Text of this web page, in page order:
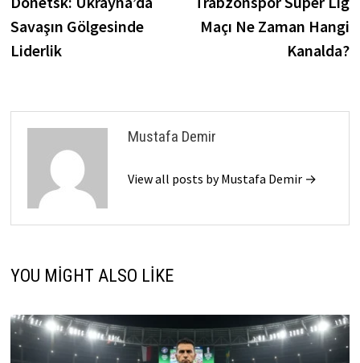
Savaşın Gölgesinde
Liderlik
Maçı Ne Zaman Hangi
Kanalda?
Mustafa Demir
View all posts by Mustafa Demir →
YOU MIGHT ALSO LIKE